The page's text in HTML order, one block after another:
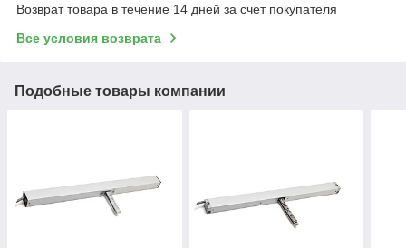
Возврат товара в течение 14 дней за счет покупателя
Все условия возврата
Подобные товары компании